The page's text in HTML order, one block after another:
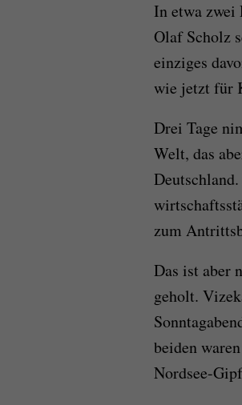
In etwa zwei
Olaf Scholz
einziges
wie jetzt für
Drei Tage
Welt, das
zum
Das ist aber
geholt.
beiden
Nordsee-